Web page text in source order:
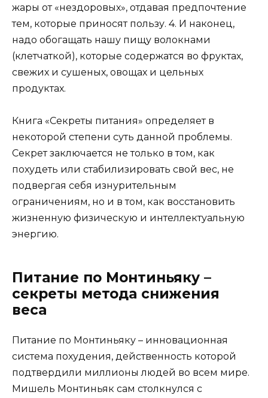
жары от «нездоровых», отдавая предпочтение
тем, которые приносят пользу. 4. И наконец,
надо обогащать нашу пищу волокнами
(клетчаткой), которые содержатся во фруктах,
свежих и сушеных, овощах и цельных
продуктах.
Книга «Секреты питания» определяет в
некоторой степени суть данной проблемы.
Секрет заключается не только в том, как
похудеть или стабилизировать свой вес, не
подвергая себя изнурительным
ограничениям, но и в том, как восстановить
жизненную физическую и интеллектуальную
энергию.
Питание по Монтиньяку –
секреты метода снижения
веса
Питание по Монтиньяку – инновационная
система похудения, действенность которой
подтвердили миллионы людей во всем мире.
Мишель Монтиньяк сам столкнулся с